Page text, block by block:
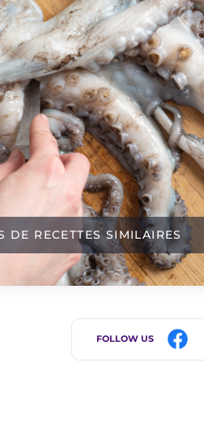
DE RECETTES SIMILAIRES
FOLLOW US